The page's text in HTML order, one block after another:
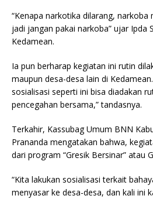
“Kenapa narkotika dilarang,
jadi jangan pakai narkoba” ujar Ipda
Kedamean.
Ia pun berharap kegiatan ini rutin
maupun desa-desa lain di
sosialisasi seperti ini bisa diadakan
pencegahan bersama,” tandasnya.
Terkahir, Kassubag Umum BNN
Prananda mengatakan bahwa,
dari program “Gresik Bersinar” atau
“Kita lakukan sosialisasi terkait
menyasar ke desa-desa, dan kali ini